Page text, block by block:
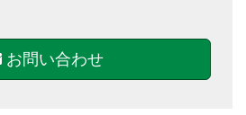
お問い合わせ